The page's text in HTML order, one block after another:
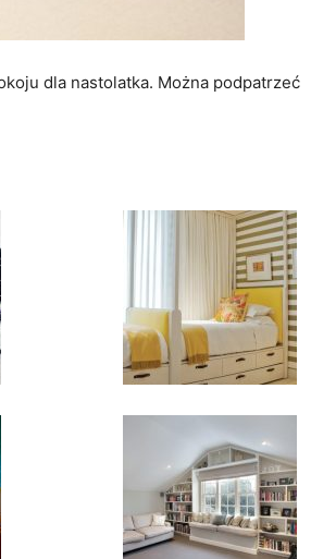
dla nastolatka. Można podpatrzeć